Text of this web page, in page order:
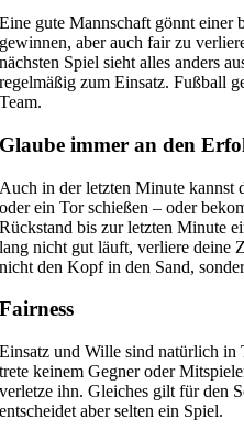
Eine gute Mannschaft gönnt einer
gewinnen, aber auch fair zu
nächsten Spiel sieht alles anders
regelmäßig zum Einsatz. Fußball
Team.
Glaube immer an den
Auch in der letzten Minute kannst
oder ein Tor schießen – oder
Rückstand bis zur letzten Minute
lang nicht gut läuft, verliere deine
nicht den Kopf in den Sand,
Fairness
Einsatz und Wille sind natürlich
trete keinem Gegner oder
verletze ihn. Gleiches gilt für den
entscheidet aber selten ein Spiel.